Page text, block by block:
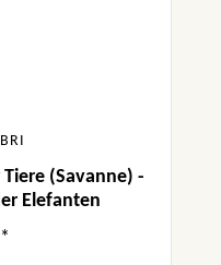
(Savanne) -
Elefanten